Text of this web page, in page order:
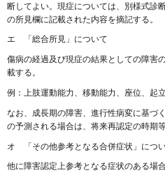
断してよい。現症については、別様式診
の所見欄に記載された内容を摘記する。
エ 「総合所見」について
傷病の経過及び現症の結果としての障害
載する。
例：上肢運動能力、移動能力、座位、起
なお、成長期の障害、進行性病変に基づ
の予測される場合は、将来再認定の時期
オ 「その他参考となる合併症状」につ
他に障害認定上参考となる症状のある場